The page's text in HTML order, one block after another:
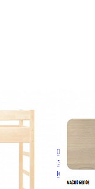
механизмом
механизмом
подъемным